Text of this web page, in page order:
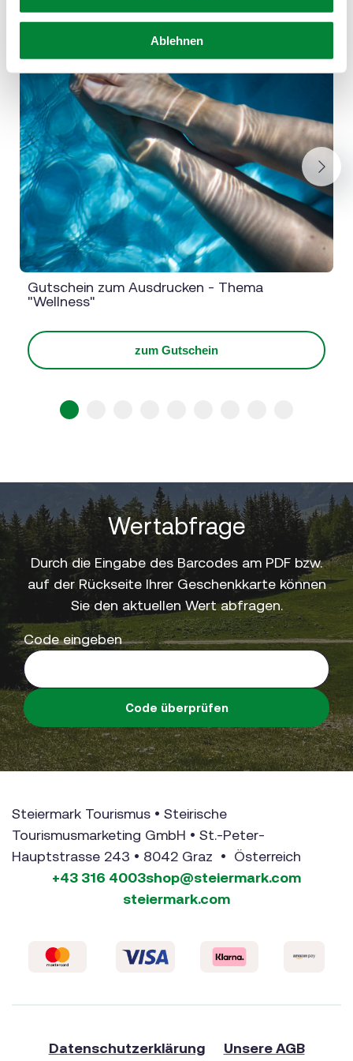
Ablehnen
Gutschein zum Ausdrucken - Thema
"Wellness"
zum Gutschein
Next
Wertabfrage
Durch die Eingabe des Barcodes am PDF bzw.
auf der Rückseite Ihrer Geschenkkarte können
Sie den aktuellen Wert abfragen.
Code eingeben
Code überprüfen
Steiermark Tourismus • Steirische
Tourismusmarketing GmbH • St.-Peter-
Hauptstrasse 243 • 8042 Graz • Österreich
+43 316 4003shop@steiermark.com
steiermark.com
Datenschutzerklärung Unsere AGB